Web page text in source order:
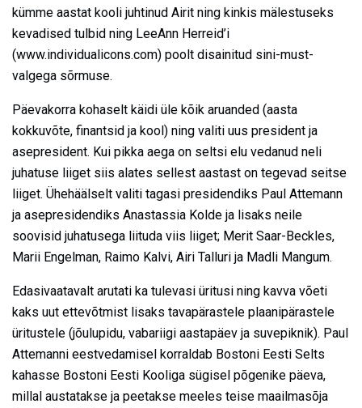
kümme aastat kooli juhtinud Airit ning kinkis mälestuseks
kevadised tulbid ning LeeAnn Herreid’i
(www.individualicons.com) poolt disainitud sini-must-
valgega sõrmuse.
Päevakorra kohaselt käidi üle kõik aruanded (aasta
kokkuvõte, finantsid ja kool) ning valiti uus president ja
asepresident. Kui pikka aega on seltsi elu vedanud neli
juhatuse liiget siis alates sellest aastast on tegevad seitse
liiget. Ühehäälselt valiti tagasi presidendiks Paul Attemann
ja asepresidendiks Anastassia Kolde ja lisaks neile
soovisid juhatusega liituda viis liiget; Merit Saar-Beckles,
Marii Engelman, Raimo Kalvi, Airi Talluri ja Madli Mangum.
Edasivaatavalt arutati ka tulevasi üritusi ning kavva võeti
kaks uut ettevõtmist lisaks tavapärastele plaanipärastele
üritustele (jõulupidu, vabariigi aastapäev ja suvepiknik). Paul
Attemanni eestvedamisel korraldab Bostoni Eesti Selts
kahasse Bostoni Eesti Kooliga sügisel põgenike päeva,
millal austatakse ja peetakse meeles teise maailmasõja